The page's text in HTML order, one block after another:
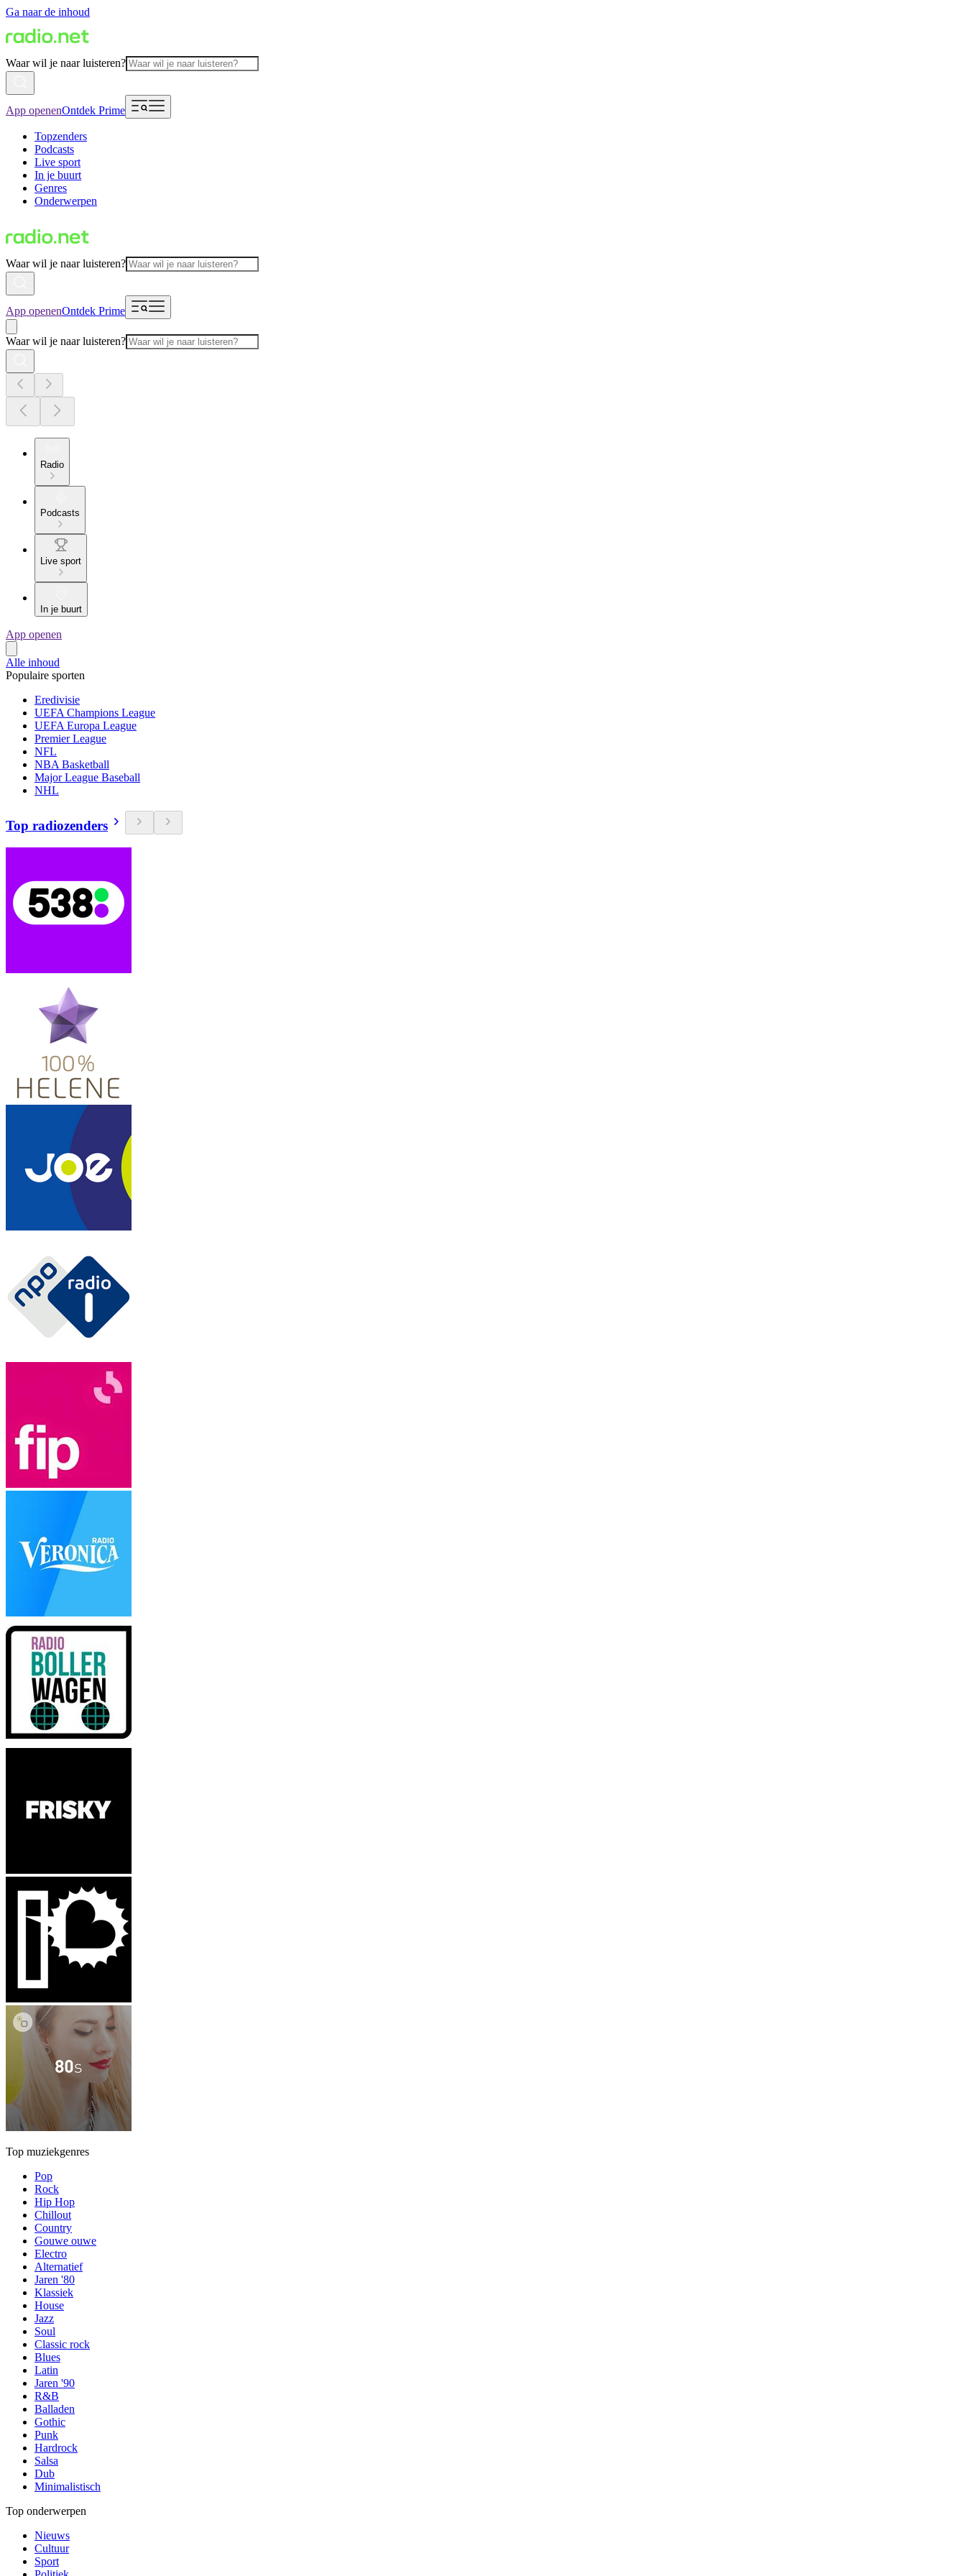
Ga naar de inhoud
Waar wil je naar luisteren?
App openenOntdek Prime
Topzenders
Podcasts
Live sport
In je buurt
Genres
Onderwerpen
Waar wil je naar luisteren?
App openenOntdek Prime
Waar wil je naar luisteren?
Radio
Podcasts
Live sport
In je buurt
App openen
Alle inhoud
Populaire sporten
Eredivisie
UEFA Champions League
UEFA Europa League
Premier League
NFL
NBA Basketball
Major League Baseball
NHL
Top radiozenders
Top muziekgenres
Pop
Rock
Hip Hop
Chillout
Country
Gouwe ouwe
Electro
Alternatief
Jaren '80
Klassiek
House
Jazz
Soul
Classic rock
Blues
Latin
Jaren '90
R&B
Balladen
Gothic
Punk
Hardrock
Salsa
Dub
Minimalistisch
Top onderwerpen
Nieuws
Cultuur
Sport